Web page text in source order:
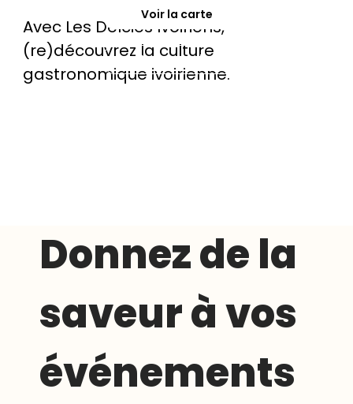
Avec Les Délcies Ivoiriens,
(re)découvrez la culture
gastronomique ivoirienne.
Voir la carte
En savoir plus
Donnez de la
saveur à vos
événements